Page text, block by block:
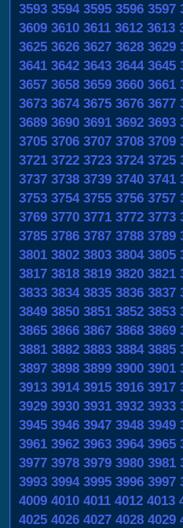
3593 3594 3595 3596 3597
3609 3610 3611 3612 3613
3625 3626 3627 3628 3629
3641 3642 3643 3644 3645
3657 3658 3659 3660 3661
3673 3674 3675 3676 3677
3689 3690 3691 3692 3693
3705 3706 3707 3708 3709
3721 3722 3723 3724 3725
3737 3738 3739 3740 3741
3753 3754 3755 3756 3757
3769 3770 3771 3772 3773
3785 3786 3787 3788 3789
3801 3802 3803 3804 3805
3817 3818 3819 3820 3821
3833 3834 3835 3836 3837
3849 3850 3851 3852 3853
3865 3866 3867 3868 3869
3881 3882 3883 3884 3885
3897 3898 3899 3900 3901
3913 3914 3915 3916 3917
3929 3930 3931 3932 3933
3945 3946 3947 3948 3949
3961 3962 3963 3964 3965
3977 3978 3979 3980 3981
3993 3994 3995 3996 3997
4009 4010 4011 4012 4013
4025 4026 4027 4028 4029